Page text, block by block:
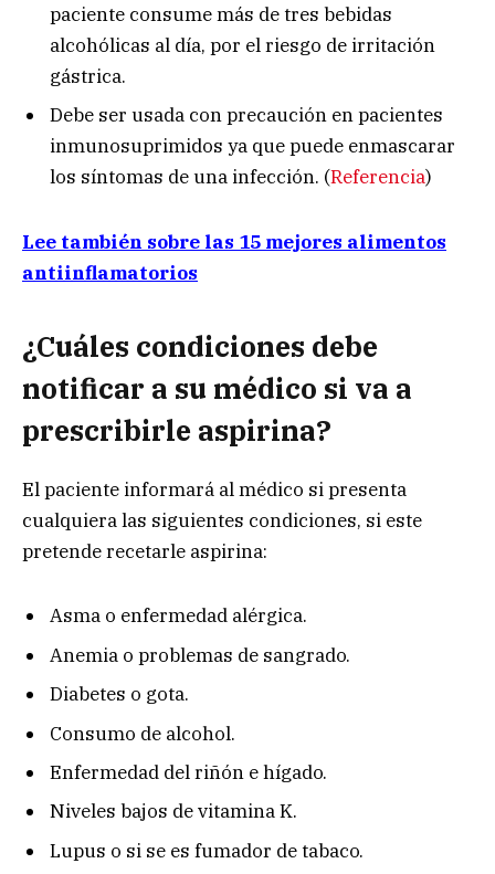
paciente consume más de tres bebidas
alcohólicas al día, por el riesgo de irritación
gástrica.
Debe ser usada con precaución en pacientes
inmunosuprimidos ya que puede enmascarar
los síntomas de una infección. (Referencia)
Lee también sobre las 15 mejores alimentos
antiinflamatorios
¿Cuáles condiciones debe
notificar a su médico si va a
prescribirle aspirina?
El paciente informará al médico si presenta
cualquiera las siguientes condiciones, si este
pretende recetarle aspirina:
Asma o enfermedad alérgica.
Anemia o problemas de sangrado.
Diabetes o gota.
Consumo de alcohol.
Enfermedad del riñón e hígado.
Niveles bajos de vitamina K.
Lupus o si se es fumador de tabaco.